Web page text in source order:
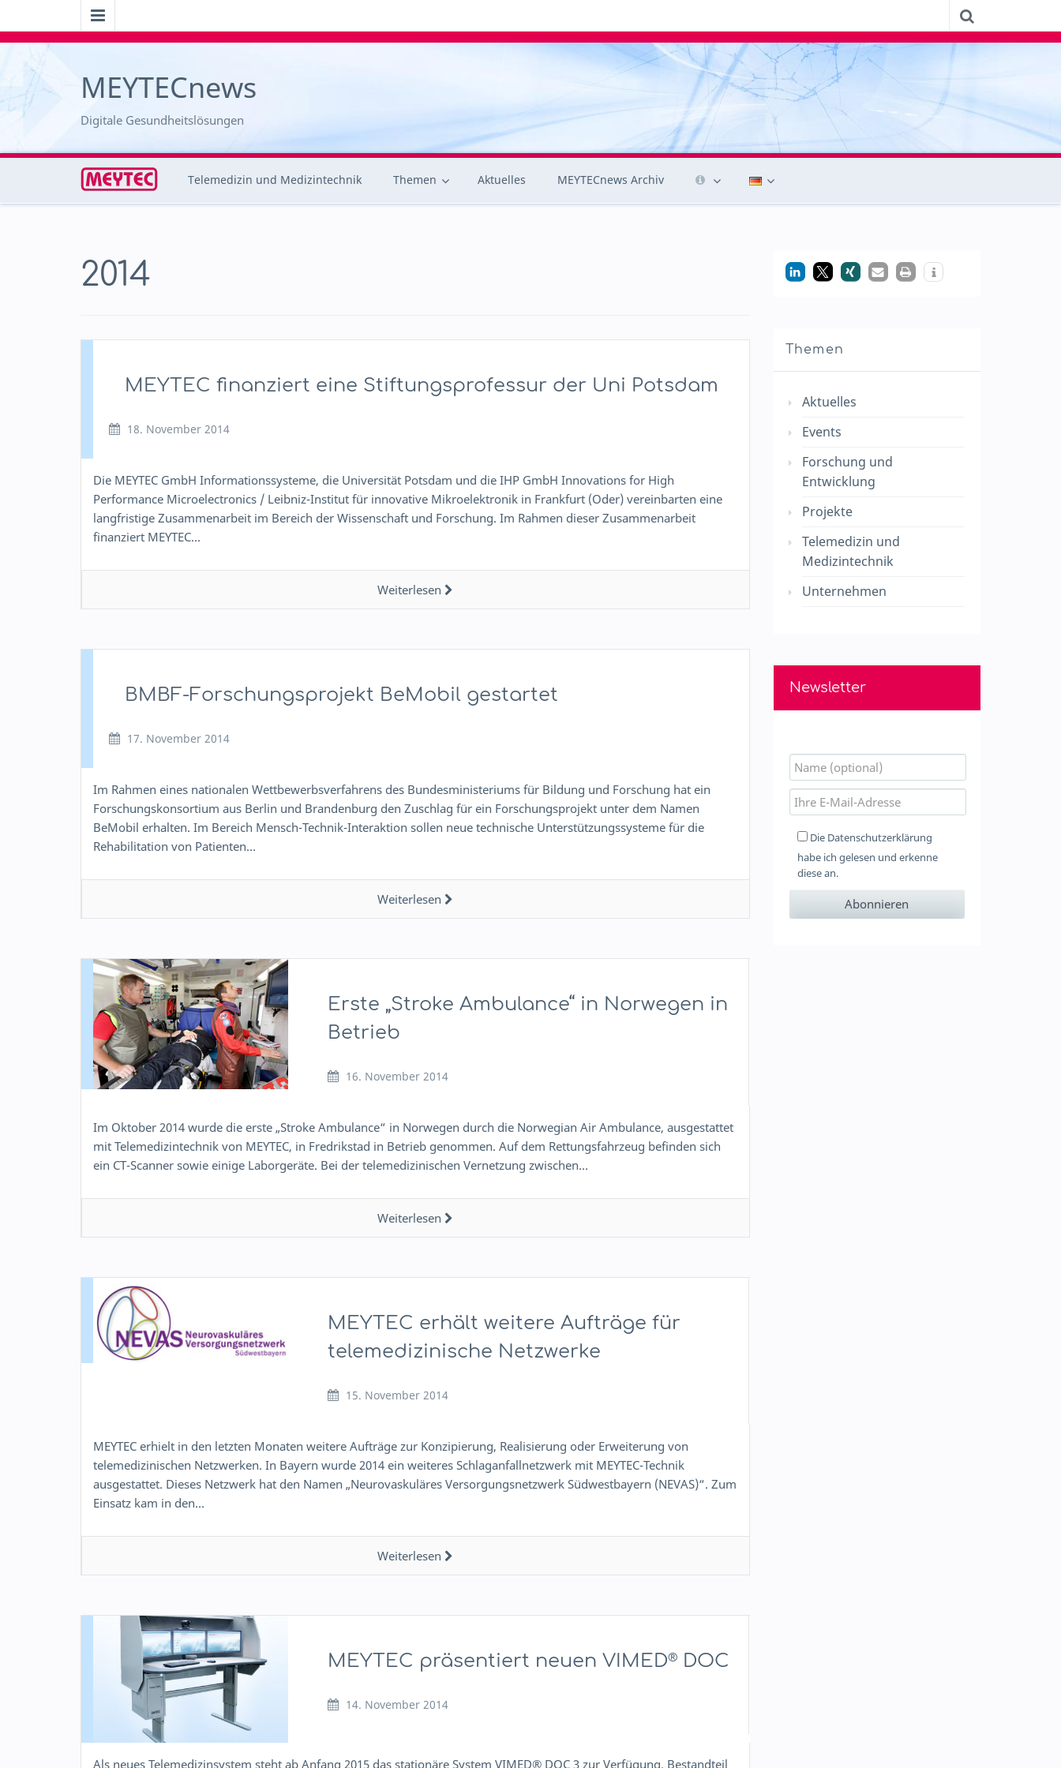
MEYTECnews
Digitale Gesundheitslösungen
Telemedizin und Medizintechnik Themen Aktuelles MEYTECnews Archiv
2014
MEYTEC finanziert eine Stiftungsprofessur der Uni Potsdam
18. November 2014
Die MEYTEC GmbH Informationssysteme, die Universität Potsdam und die IHP GmbH Innovations for High
Performance Microelectronics / Leibniz-Institut für innovative Mikroelektronik in Frankfurt (Oder) vereinbarten eine
langfristige Zusammenarbeit im Bereich der Wissenschaft und Forschung. Im Rahmen dieser Zusammenarbeit
finanziert MEYTEC…
Weiterlesen
BMBF-Forschungsprojekt BeMobil gestartet
17. November 2014
Im Rahmen eines nationalen Wettbewerbsverfahrens des Bundesministeriums für Bildung und Forschung hat ein
Forschungskonsortium aus Berlin und Brandenburg den Zuschlag für ein Forschungsprojekt unter dem Namen
BeMobil erhalten. Im Bereich Mensch-Technik-Interaktion sollen neue technische Unterstützungssysteme für die
Rehabilitation von Patienten…
Weiterlesen
Erste „Stroke Ambulance“ in Norwegen in
Betrieb
16. November 2014
Im Oktober 2014 wurde die erste „Stroke Ambulance“ in Norwegen durch die Norwegian Air Ambulance, ausgestattet
mit Telemedizintechnik von MEYTEC, in Fredrikstad in Betrieb genommen. Auf dem Rettungsfahrzeug befinden sich
ein CT-Scanner sowie einige Laborgeräte. Bei der telemedizinischen Vernetzung zwischen…
Weiterlesen
MEYTEC erhält weitere Aufträge für
telemedizinische Netzwerke
15. November 2014
MEYTEC erhielt in den letzten Monaten weitere Aufträge zur Konzipierung, Realisierung oder Erweiterung von
telemedizinischen Netzwerken. In Bayern wurde 2014 ein weiteres Schlaganfallnetzwerk mit MEYTEC-Technik
ausgestattet. Dieses Netzwerk hat den Namen „Neurovaskuläres Versorgungsnetzwerk Südwestbayern (NEVAS)“. Zum
Einsatz kam in den…
Weiterlesen
MEYTEC präsentiert neuen VIMED® DOC
14. November 2014
Als neues Telemedizinsystem steht ab Anfang 2015 das stationäre System VIMED® DOC 3 zur Verfügung. Bestandteil
Themen
Aktuelles
Events
Forschung und
Entwicklung
Projekte
Telemedizin und
Medizintechnik
Unternehmen
Newsletter
Die Datenschutzerklärung
habe ich gelesen und erkenne
diese an.